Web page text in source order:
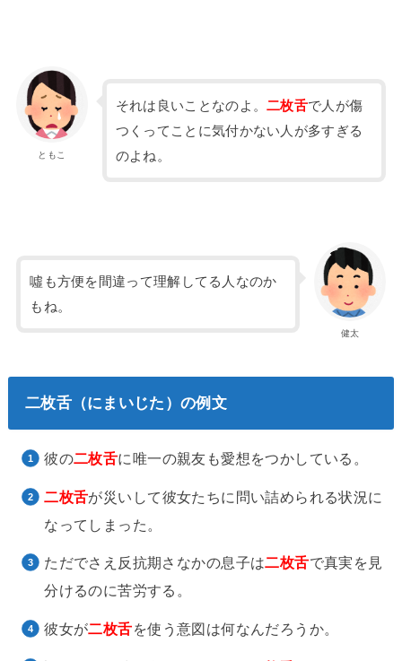
ともこ
それは良いことなのよ。二枚舌で人が傷
つくってことに気付かない人が多すぎる
のよね。
健太
噓も方便を間違って理解してる人なのか
もね。
二枚舌（にまいじた）の例文
彼の二枚舌に唯一の親友も愛想をつかしている。
二枚舌が災いして彼女たちに問い詰められる状況に
なってしまった。
ただでさえ反抗期さなかの息子は二枚舌で真実を見
分けるのに苦労する。
彼女が二枚舌を使う意図は何なんだろうか。